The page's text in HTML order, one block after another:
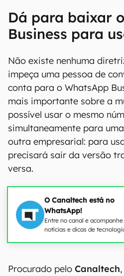
Dá para baixar
Business para
Não existe nenhuma
impeça uma pessoa de
conta para o WhatsApp
mais importante sobre a
possível usar o mesmo
simultaneamente para
outra empresarial: para
precisará sair da versão
versa.
O Canaltech está no
WhatsApp!
Entre no canal e acompanhe
notícias e dicas de
Procurado pelo Canaltech